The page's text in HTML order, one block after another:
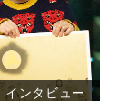
インタビュー